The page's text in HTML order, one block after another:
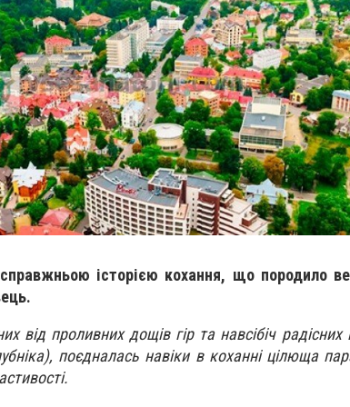
історією кохання, що породило
від проливних дощів гір та навсібіч радісних
поєдналась навіки в коханні цілюща